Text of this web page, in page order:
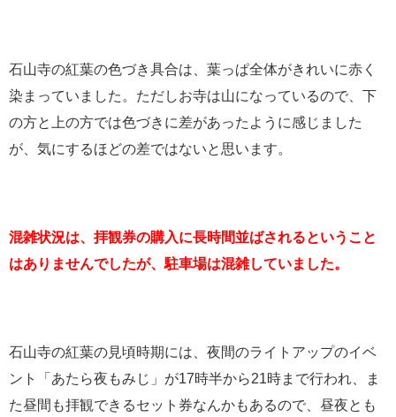
石山寺の紅葉の色づき具合は、葉っぱ全体がきれいに赤く
染まっていました。ただしお寺は山になっているので、下
の方と上の方では色づきに差があったように感じました
が、気にするほどの差ではないと思います。
混雑状況は、拝観券の購入に長時間並ばされるということ
はありませんでしたが、駐車場は混雑していました。
石山寺の紅葉の見頃時期には、夜間のライトアップのイベ
ント「あたら夜もみじ」が17時半から21時まで行われ、ま
た昼間も拝観できるセット券なんかもあるので、昼夜とも